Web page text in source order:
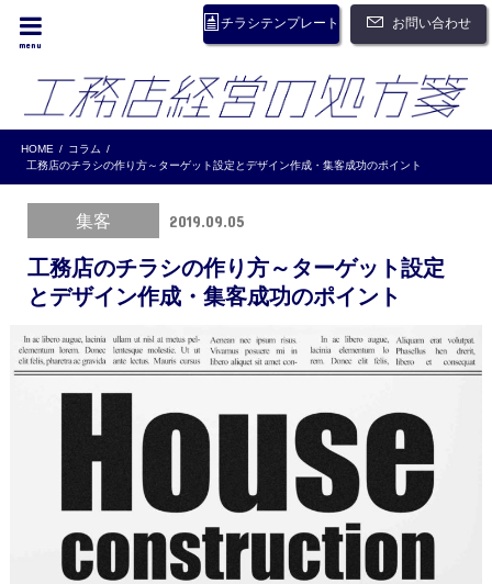
チラシテンプレート お問い合わせ
menu
HOME
コラム
工務店のチラシの作り方～ターゲット設定とデザイン作成・集客成功のポイント
集客 2019.09.05
工務店のチラシの作り方～ターゲット設定
とデザイン作成・集客成功のポイント